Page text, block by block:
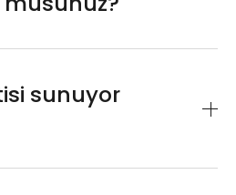
Akü bakımı, cam
yağ filtre değişimi gibi
sunuyor